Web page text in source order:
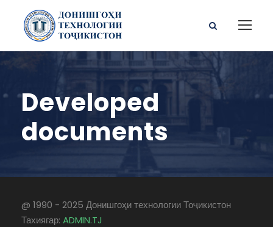
Developed
documents
@ 1990 - 2025 Донишгоҳи технологии Тоҷикистон
Тахиягар: ADMIN.TJ